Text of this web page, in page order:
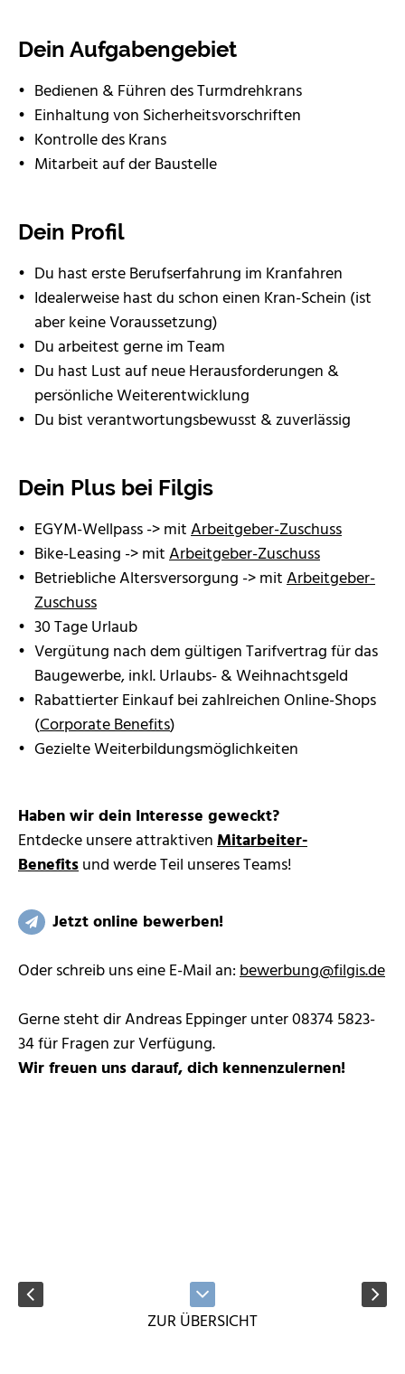
Dein Aufgabengebiet
Bedienen & Führen des Turmdrehkrans
Einhaltung von Sicherheitsvorschriften
Kontrolle des Krans
Mitarbeit auf der Baustelle
Dein Profil
Du hast erste Berufserfahrung im Kranfahren
Idealerweise hast du schon einen Kran-Schein (ist
aber keine Voraussetzung)
Du arbeitest gerne im Team
Du hast Lust auf neue Herausforderungen &
persönliche Weiterentwicklung
Du bist verantwortungsbewusst & zuverlässig
Dein Plus bei Filgis
EGYM-Wellpass -> mitArbeitgeber-Zuschuss
Bike-Leasing -> mitArbeitgeber-Zuschuss
Betriebliche Altersversorgung -> mitArbeitgeber-
Zuschuss
30 Tage Urlaub
Vergütung nach dem gültigen Tarifvertrag für das
Baugewerbe, inkl. Urlaubs- & Weihnachtsgeld
Rabattierter Einkauf bei zahlreichen Online-Shops
(Corporate Benefits)
Gezielte Weiterbildungsmöglichkeiten
Haben wir dein Interesse geweckt?
Entdecke unsere attraktivenMitarbeiter-
Benefitsund werde Teil unseres Teams!
Jetzt online bewerben!
Oder schreib uns eine E-Mail an:bewerbung@filgis.de
Gerne steht dir Andreas Eppinger unter 08374 5823-
34 für Fragen zur Verfügung.
Wir freuen uns darauf, dich kennenzulernen!
ZUR ÜBERSICHT